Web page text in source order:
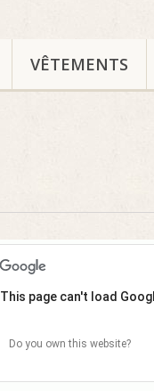
VÊTEMENTS
This page can't load
Do you own this website?